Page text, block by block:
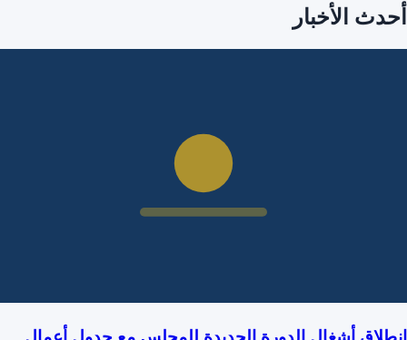
أحدث الأخبار